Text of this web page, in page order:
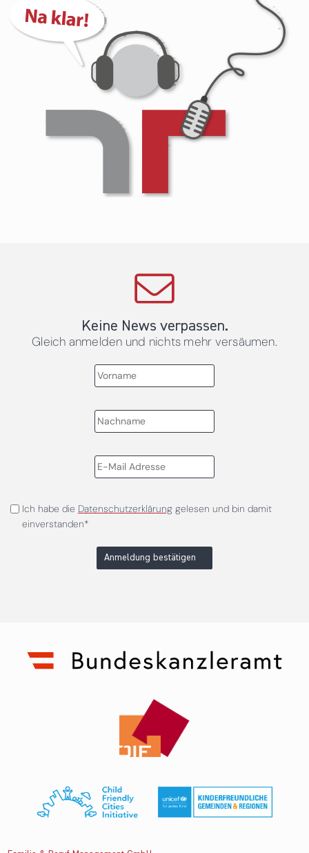
Keine News verpassen.
Gleich anmelden und nichts mehr versäumen.
Ich habe die Datenschutzerklärunggelesen und bin damit
einverstanden*
Anmeldung bestätigen